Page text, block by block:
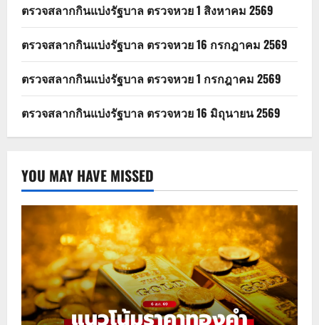
ตรวจสลากกินแบ่งรัฐบาล ตรวจหวย 1 สิงหาคม 2569
ตรวจสลากกินแบ่งรัฐบาล ตรวจหวย 16 กรกฎาคม 2569
ตรวจสลากกินแบ่งรัฐบาล ตรวจหวย 1 กรกฎาคม 2569
ตรวจสลากกินแบ่งรัฐบาล ตรวจหวย 16 มิถุนายน 2569
YOU MAY HAVE MISSED